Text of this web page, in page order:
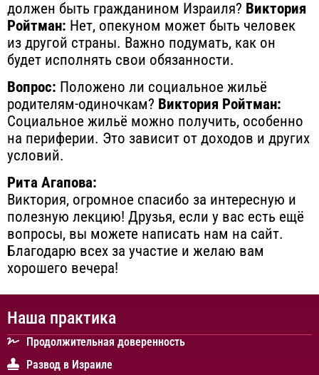
должен быть гражданином Израиля? Виктория
Ройтман: Нет, опекуном может быть человек
из другой страны. Важно подумать, как он
будет исполнять свои обязанности.
Вопрос: Положено ли социальное жильё
родителям-одиночкам? Виктория Ройтман:
Социальное жильё можно получить, особенно
на периферии. Это зависит от доходов и других
условий.
Рита Агапова:
Виктория, огромное спасибо за интересную и
полезную лекцию! Друзья, если у вас есть ещё
вопросы, вы можете написать нам на сайт.
Благодарю всех за участие и желаю вам
хорошего вечера!
Наша практика
Продолжительная доверенность
Развод в Израиле